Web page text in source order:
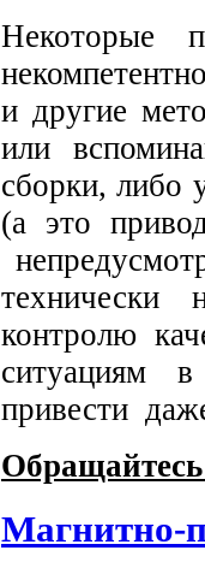
Некоторые
и другие
или
сборки, либо
(а это
технически
контролю
ситуациям
привести
Магнитно-